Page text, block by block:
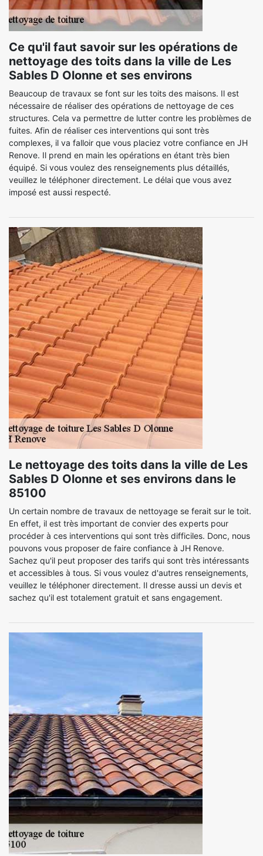
Ce qu'il faut savoir sur les opérations de
nettoyage des toits dans la ville de Les
Sables D Olonne et ses environs
Beaucoup de travaux se font sur les toits des maisons. Il est
nécessaire de réaliser des opérations de nettoyage de ces
structures. Cela va permettre de lutter contre les problèmes de
fuites. Afin de réaliser ces interventions qui sont très
complexes, il va falloir que vous placiez votre confiance en JH
Renove. Il prend en main les opérations en étant très bien
équipé. Si vous voulez des renseignements plus détaillés,
veuillez le téléphoner directement. Le délai que vous avez
imposé est aussi respecté.
Le nettoyage des toits dans la ville de Les
Sables D Olonne et ses environs dans le
85100
Un certain nombre de travaux de nettoyage se ferait sur le toit.
En effet, il est très important de convier des experts pour
procéder à ces interventions qui sont très difficiles. Donc, nous
pouvons vous proposer de faire confiance à JH Renove.
Sachez qu'il peut proposer des tarifs qui sont très intéressants
et accessibles à tous. Si vous voulez d'autres renseignements,
veuillez le téléphoner directement. Il dresse aussi un devis et
sachez qu'il est totalement gratuit et sans engagement.